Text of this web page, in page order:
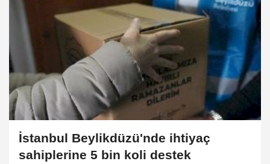
İstanbul Beylikdüzü'nde ihtiyaç
sahiplerine 5 bin koli destek